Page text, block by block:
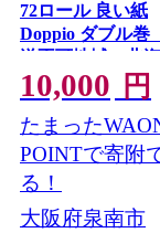
72ロール 良い紙
Doppio ダブル巻
送不可地域：北海
沖縄】【60営業日
に発送】【020D-
10,000 円
たまった
POINTで寄附
る！
大阪府泉南市